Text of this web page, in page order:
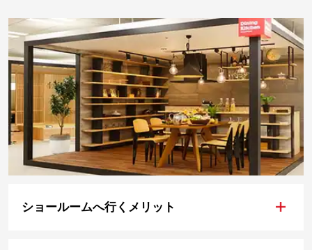
ショールームへ行くメリット +